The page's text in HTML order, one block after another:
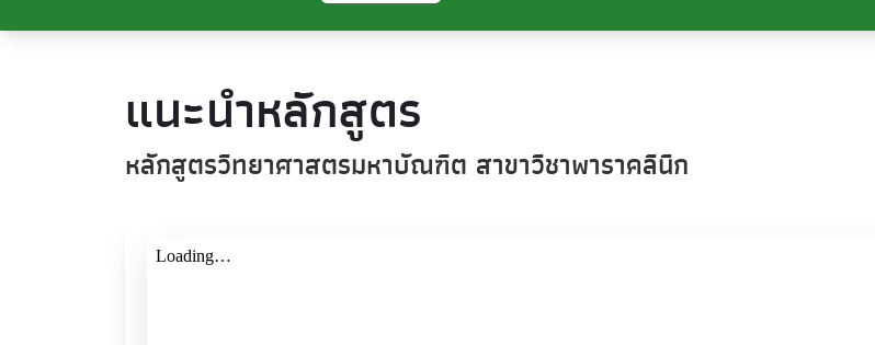
แนะนำหลักสูตร
หลักสูตรวิทยาศาสตรมหาบัณฑิต สาขาวิชาพาราคลินิก